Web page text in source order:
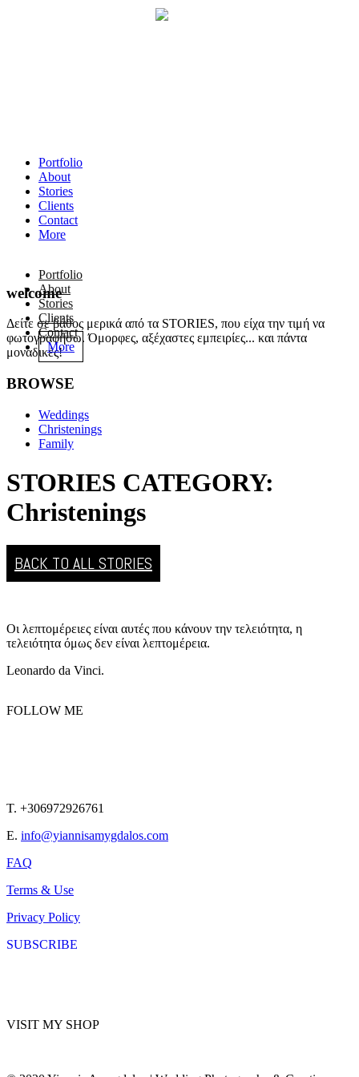
Portfolio
About
Stories
Clients
Contact
More
Portfolio
About
Stories
Clients
Contact
More
welcome
Δείτε σε βάθος μερικά από τα STORIES, που είχα την τιμή να
φωτογραφήσω. Όμορφες, αξέχαστες εμπειρίες... και πάντα
μοναδικές!
BROWSE
Weddings
Christenings
Family
STORIES CATEGORY:
Christenings
BACK TO ALL STORIES
VISIT MY SHOP
Οι λεπτομέρειες είναι αυτές που κάνουν την τελειότητα, η
τελειότητα όμως δεν είναι λεπτομέρεια.
Leonardo da Vinci.
FOLLOW ME
T. +306972926761
E. info@yiannisamygdalos.com
FAQ
Terms & Use
Privacy Policy
SUBSCRIBE